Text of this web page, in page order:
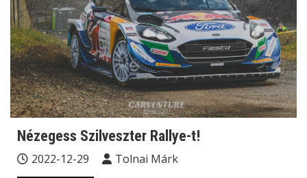
Nézegess Szilveszter Rallye-t!
2022-12-29 Tolnai Márk